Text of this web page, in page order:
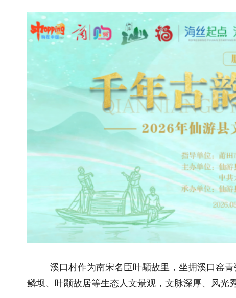
溪口村作为南宋名臣叶颙故里，坐拥溪口窑青瓷、莆仙戏、
鳞坝、叶颙故居等生态人文景观，文脉深厚、风光秀美，是仙游